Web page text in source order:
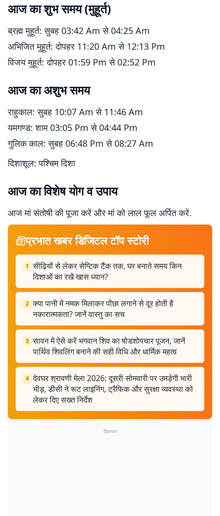
आज का शुभ समय (मुहूर्त)
ब्रह्म मुहूर्त: सुबह 03:42 Am से 04:25 Am
अभिजित मुहूर्त: दोपहर 11:20 Am से 12:13 Pm
विजय मुहूर्त: दोपहर 01:59 Pm से 02:52 Pm
आज का अशुभ समय
राहुकाल: सुबह 10:07 Am से 11:46 Am
यमगण्ड: शाम 03:05 Pm से 04:44 Pm
गुलिक काल: सुबह 06:48 Pm से 08:27 Am
दिशाशूल: पश्चिम दिशा
आज का विशेष योग व उपाय
आज मां संतोषी की पूजा करें और मां को लाल फूल अर्पित करें.
प्रभात खबर डिजिटल टॉप स्टोरी
1 सीढ़ियों से लेकर सेप्टिक टैंक तक, घर बनाते समय किन
दिशाओं का रखें खास ध्यान?
2 क्या पानी में नमक मिलाकर पोंछा लगाने से दूर होती है
नकारात्मकता? जानें वास्तु का सच
3 सावन में ऐसे करें भगवान शिव का षोडशोपचार पूजन, जानें
पार्थिव शिवलिंग बनाने की सही विधि और धार्मिक महत्व
4 देवघर श्रावणी मेला 2026: दूसरी सोमवारी पर उमड़ेगी भारी
भीड़, डीसी ने रूट लाइनिंग, ट्रैफिक और सुरक्षा व्यवस्था को
लेकर दिए सख्त निर्देश
विज्ञापन